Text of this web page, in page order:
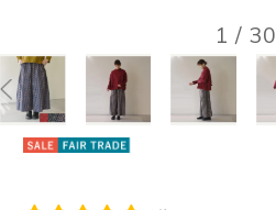
1 / 30